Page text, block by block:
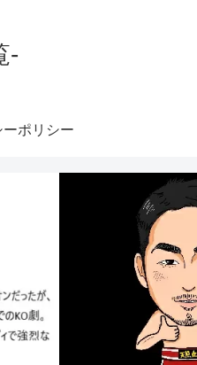
-
ポリシー